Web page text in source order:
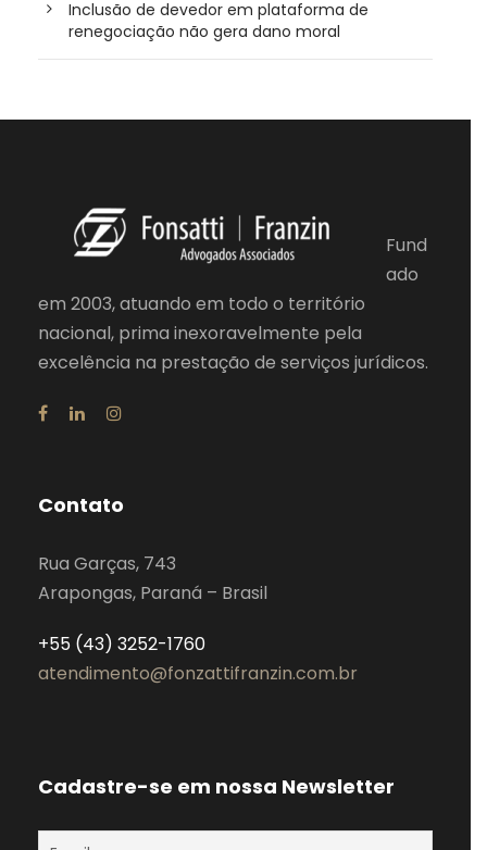
Inclusão de devedor em plataforma de
renegociação não gera dano moral
Fund
ado
em 2003, atuando em todo o território
nacional, prima inexoravelmente pela
excelência na prestação de serviços jurídicos.
Contato
Rua Garças, 743
Arapongas, Paraná – Brasil
+55 (43) 3252-1760
atendimento@fonzattifranzin.com.br
Cadastre-se em nossa Newsletter